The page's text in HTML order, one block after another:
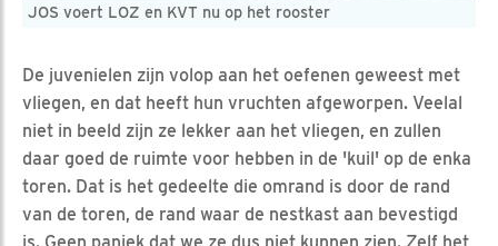
JOS voert LOZ en KVT nu op het rooster
De juvenielen zijn volop aan het oefenen geweest met
vliegen, en dat heeft hun vruchten afgeworpen. Veelal
niet in beeld zijn ze lekker aan het vliegen, en zullen
daar goed de ruimte voor hebben in de 'kuil' op de enka
toren. Dat is het gedeelte die omrand is door de rand
van de toren, de rand waar de nestkast aan bevestigd